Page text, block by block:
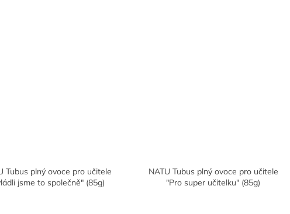
Tubus plný ovoce pro učitele
jsme to společně" (85g)
NATU Tubus plný ovoce pro učitele
"Pro super učitelku" (85g)